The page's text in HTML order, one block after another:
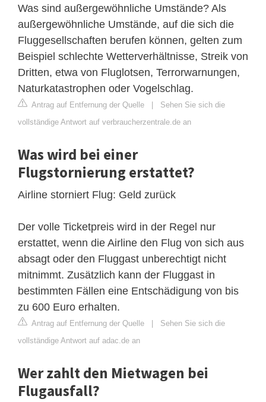
Was sind außergewöhnliche Umstände? Als
außergewöhnliche Umstände, auf die sich die
Fluggesellschaften berufen können, gelten zum
Beispiel schlechte Wetterverhältnisse, Streik von
Dritten, etwa von Fluglotsen, Terrorwarnungen,
Naturkatastrophen oder Vogelschlag.
Antrag auf Entfernung der Quelle | Sehen Sie sich die
vollständige Antwort auf verbraucherzentrale.de an
Was wird bei einer
Flugstornierung erstattet?
Airline storniert Flug: Geld zurück
Der volle Ticketpreis wird in der Regel nur
erstattet, wenn die Airline den Flug von sich aus
absagt oder den Fluggast unberechtigt nicht
mitnimmt. Zusätzlich kann der Fluggast in
bestimmten Fällen eine Entschädigung von bis
zu 600 Euro erhalten.
Antrag auf Entfernung der Quelle | Sehen Sie sich die
vollständige Antwort auf adac.de an
Wer zahlt den Mietwagen bei
Flugausfall?